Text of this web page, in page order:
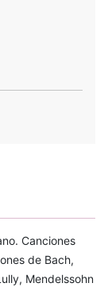
Canciones
de Bach,
Mendelssohn